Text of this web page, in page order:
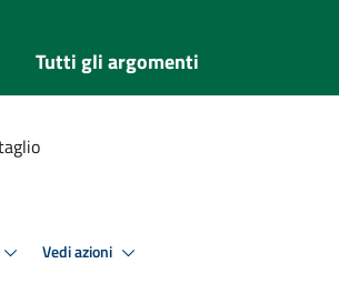
Tutti gli argomenti
Vedi azioni